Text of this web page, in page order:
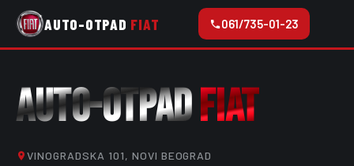
AUTO-OTPAD FIAT 061/735-01-23
AUTO-OTPADFIAT
VINOGRADSKA 101, NOVI BEOGRAD